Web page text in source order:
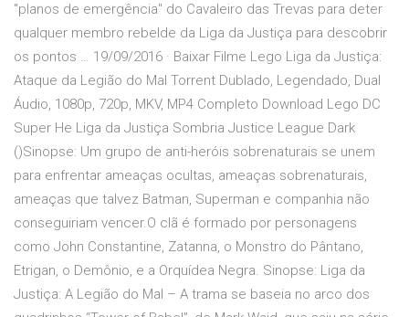
"planos de emergência" do Cavaleiro das Trevas para deter
qualquer membro rebelde da Liga da Justiça para descobrir
os pontos … 19/09/2016 · Baixar Filme Lego Liga da Justiça:
Ataque da Legião do Mal Torrent Dublado, Legendado, Dual
Áudio, 1080p, 720p, MKV, MP4 Completo Download Lego DC
Super He Liga da Justiça Sombria Justice League Dark
()Sinopse: Um grupo de anti-heróis sobrenaturais se unem
para enfrentar ameaças ocultas, ameaças sobrenaturais,
ameaças que talvez Batman, Superman e companhia não
conseguiriam vencer.O clã é formado por personagens
como John Constantine, Zatanna, o Monstro do Pântano,
Etrigan, o Demônio, e a Orquídea Negra. Sinopse: Liga da
Justiça: A Legião do Mal – A trama se baseia no arco dos